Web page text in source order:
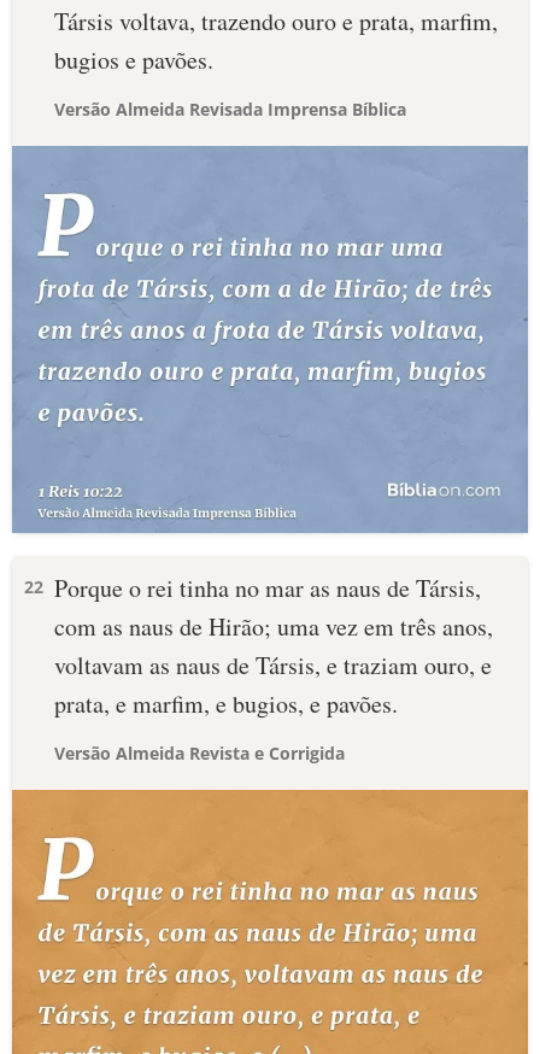
Társis voltava, trazendo ouro e prata, marfim,
bugios e pavões.
Versão Almeida Revisada Imprensa Bíblica
22 Porque o rei tinha no mar as naus de Társis,
com as naus de Hirão; uma vez em três anos,
voltavam as naus de Társis, e traziam ouro, e
prata, e marfim, e bugios, e pavões.
Versão Almeida Revista e Corrigida